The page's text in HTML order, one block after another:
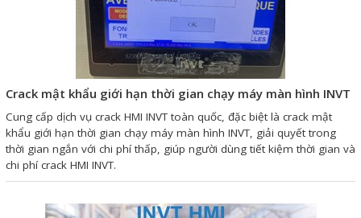
Crack mật khẩu giới hạn thời gian chạy máy màn hình INVT
Cung cấp dịch vụ crack HMI INVT toàn quốc, đặc biệt là crack mật
khẩu giới hạn thời gian chạy máy màn hình INVT, giải quyết trong
thời gian ngắn với chi phí thấp, giúp người dùng tiết kiệm thời gian và
chi phí crack HMI INVT.
sát và thu thập dữ liệu
Giải pháp quản lý bằng mã
Bảng LED điện tử
Bảng điện tử năng suất
Bảng Led hiển thị nhiệt độ
độ ẩm
Đồng hồ thời gian thực